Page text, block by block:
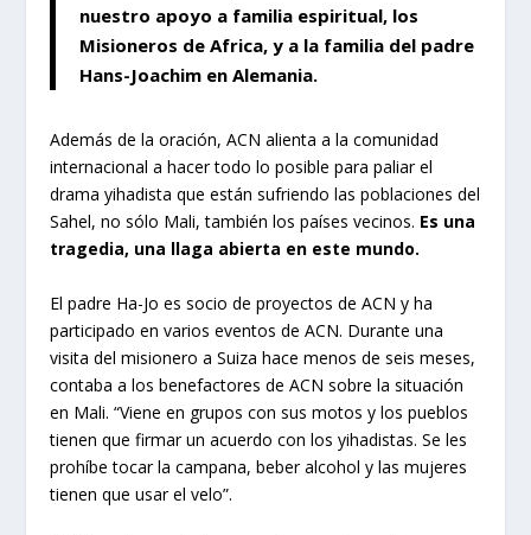
nuestro apoyo a familia espiritual, los
Misioneros de Africa, y a la familia del padre
Hans-Joachim en Alemania.
Además de la oración, ACN alienta a la comunidad
internacional a hacer todo lo posible para paliar el
drama yihadista que están sufriendo las poblaciones del
Sahel, no sólo Mali, también los países vecinos. Es una
tragedia, una llaga abierta en este mundo.
El padre Ha-Jo es socio de proyectos de ACN y ha
participado en varios eventos de ACN. Durante una
visita del misionero a Suiza hace menos de seis meses,
contaba a los benefactores de ACN sobre la situación
en Mali. “Viene en grupos con sus motos y los pueblos
tienen que firmar un acuerdo con los yihadistas. Se les
prohíbe tocar la campana, beber alcohol y las mujeres
tienen que usar el velo”.